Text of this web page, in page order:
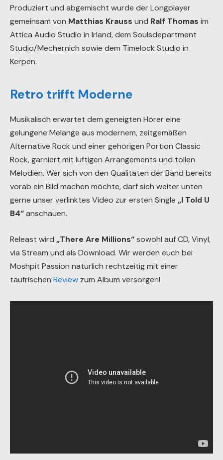
Produziert und abgemischt wurde der Longplayer
gemeinsam von Matthias Krauss und Ralf Thomas im
Attica Audio Studio in Irland, dem Soulsdepartment
Studio/Mechernich sowie dem Timelock Studio in
Kerpen.
Retro trifft Moderne
Musikalisch erwartet dem geneigten Hörer eine
gelungene Melange aus modernem, zeitgemäßen
Alternative Rock und einer gehörigen Portion Classic
Rock, garniert mit luftigen Arrangements und tollen
Melodien. Wer sich von den Qualitäten der Band bereits
vorab ein Bild machen möchte, darf sich weiter unten
gerne unser verlinktes Video zur ersten Single „I Told U
B4“anschauen.
Releast wird „There Are Millions“sowohl auf CD, Vinyl,
via Stream und als Download. Wir werden euch bei
Moshpit Passion natürlich rechtzeitig mit einer
taufrischen Review zum Album versorgen!